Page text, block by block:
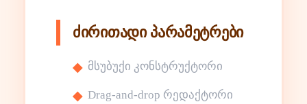
ძირითადი პარამეტრები
მსუბუქი კონსტრუქტორი
Drag-and-drop რედაქტორი